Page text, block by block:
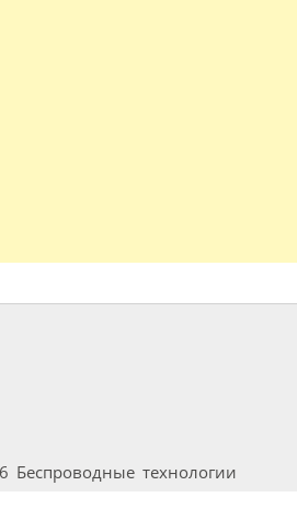
Беспроводные технологии